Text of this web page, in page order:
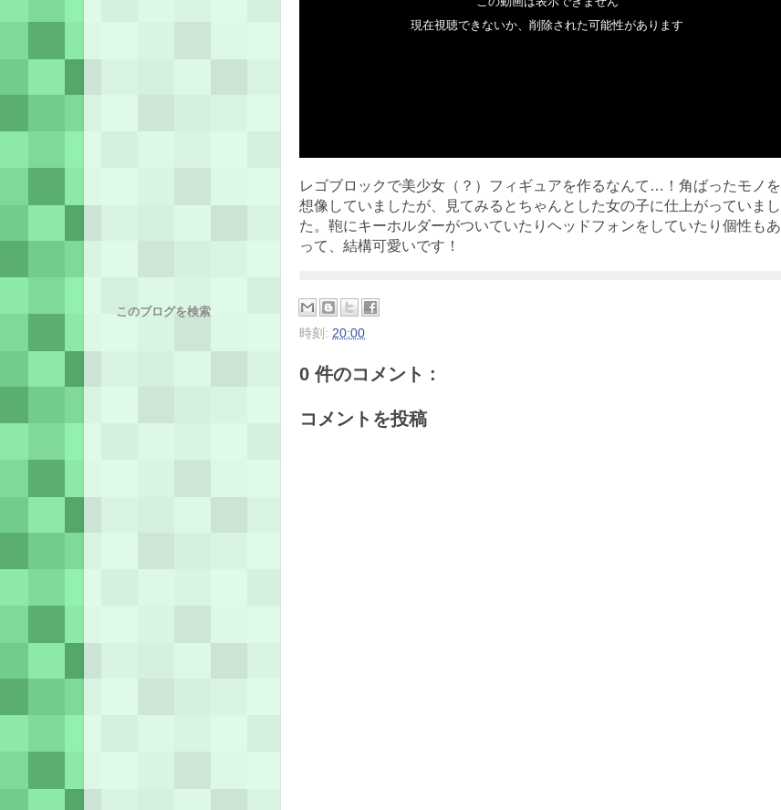
レゴブロックで美少女（？）フィギュアを作るなんて…！角ばったモノを
想像していましたが、見てみるとちゃんとした女の子に仕上がっていまし
た。鞄にキーホルダーがついていたりヘッドフォンをしていたり個性もあ
って、結構可愛いです！
時刻: 20:00
0 件のコメント :
コメントを投稿
このブログを検索